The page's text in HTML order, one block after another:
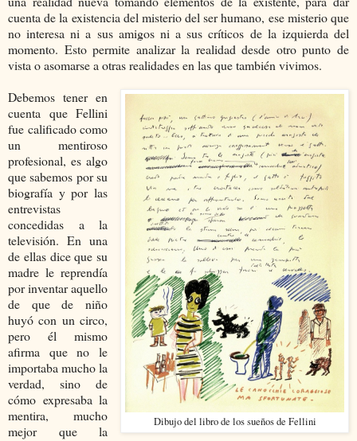
cuenta de la existencia del misterio del ser humano, ese misterio que
no interesa ni a sus amigos ni a sus críticos de la izquierda del
momento. Esto permite analizar la realidad desde otro punto de
vista o asomarse a otras realidades en las que también vivimos.
Dibujo del libro de los sueños de Fellini
Debemos tener en
cuenta que Fellini
fue calificado como
un mentiroso
profesional, es algo
que sabemos por su
biografía y por las
entrevistas
concedidas a la
televisión. En una
de ellas dice que su
madre le reprendía
por inventar aquello
de que de niño
huyó con un circo,
pero él mismo
afirma que no le
importaba mucho la
verdad, sino de
cómo expresaba la
mentira, mucho
mejor que la